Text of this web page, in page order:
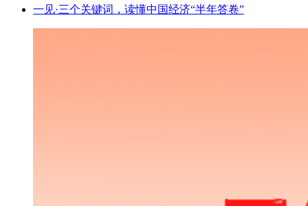
一见·三个关键词，读懂中国经济“半年答卷”